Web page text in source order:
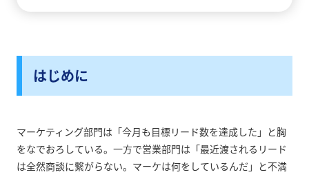
はじめに
マーケティング部門は「今月も目標リード数を達成した」と胸
をなでおろしている。一方で営業部門は「最近渡されるリード
は全然商談に繋がらない。マーケは何をしているんだ」と不満